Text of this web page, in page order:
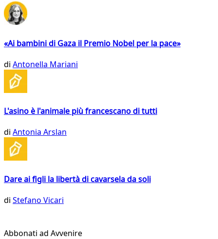
«Ai bambini di Gaza il Premio Nobel per la pace»
di Antonella Mariani
L'asino è l'animale più francescano di tutti
di Antonia Arslan
Dare ai figli la libertà di cavarsela da soli
di Stefano Vicari
Abbonati ad Avvenire